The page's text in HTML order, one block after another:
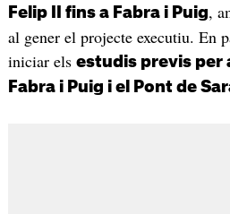
Felip II fins a Fabra i Puig,
al gener el projecte executiu. En
iniciar els estudis previs per
Fabra i Puig i el Pont de